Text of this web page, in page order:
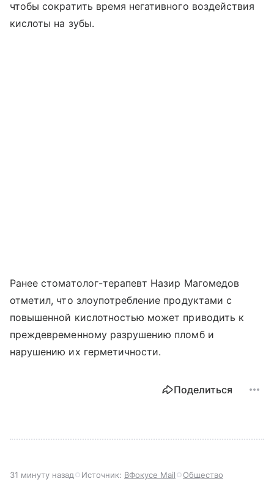
чтобы сократить время негативного воздействия
кислоты на зубы.
Ранее стоматолог-терапевт Назир Магомедов
отметил, что злоупотребление продуктами с
повышенной кислотностью может приводить к
преждевременному разрушению пломб и
нарушению их герметичности.
Поделиться
31 минуту назад Источник: ВФокусе Mail Общество